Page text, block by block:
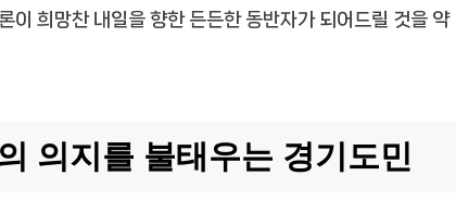
이 희망찬 내일을 향한 든든한 동반자가 되어드릴 것을 약
의지를 불태우는 경기도민